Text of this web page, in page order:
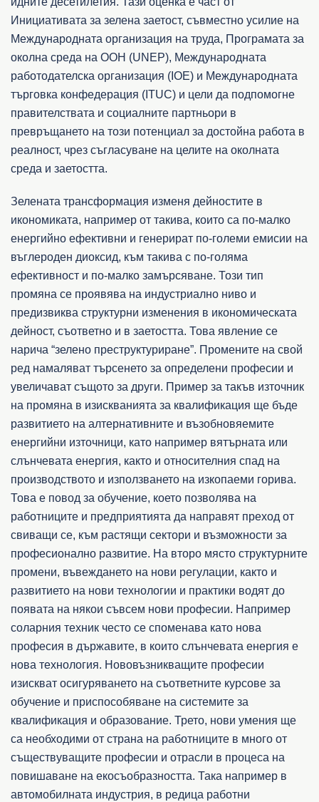
Инициативата за зелена заетост, съвместно усилие на
Международната организация на труда, Програмата за
околна среда на ООН (UNEP), Международната
работодателска организация (IOE) и Международната
търговка конфедерация (ITUC) и цели да подпомогне
правителствата и социалните партньори в
превръщането на този потенциал за достойна работа в
реалност, чрез съгласуване на целите на околната
среда и заетостта.
Зелената трансформация изменя дейностите в
икономиката, например от такива, които са по-малко
енергийно ефективни и генерират по-големи емисии на
въглероден диоксид, към такива с по-голяма
ефективност и по-малко замърсяване. Този тип
промяна се проявява на индустриално ниво и
предизвиква структурни изменения в икономическата
дейност, съответно и в заетостта. Това явление се
нарича “зелено преструктуриране”. Промените на свой
ред намаляват търсенето за определени професии и
увеличават същото за други. Пример за такъв източник
на промяна в изискванията за квалификация ще бъде
развитието на алтернативните и възобновяемите
енергийни източници, като например вятърната или
слънчевата енергия, както и относителния спад на
производството и използването на изкопаеми горива.
Това е повод за обучение, което позволява на
работниците и предприятията да направят преход от
свиващи се, към растящи сектори и възможности за
професионално развитие. На второ място структурните
промени, въвеждането на нови регулации, както и
развитието на нови технологии и практики водят до
появата на някои съвсем нови професии. Например
соларния техник често се споменава като нова
професия в държавите, в които слънчевата енергия е
нова технология. Нововъзникващите професии
изискват осигуряването на съответните курсове за
обучение и приспособяване на системите за
квалификация и образование. Трето, нови умения ще
са необходими от страна на работниците в много от
съществуващите професии и отрасли в процеса на
повишаване на екосъобразността. Така например в
автомобилната индустрия, в редица работни